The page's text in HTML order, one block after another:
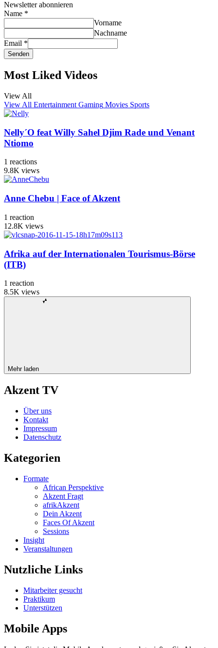
Newsletter abonnieren
Name *
Vorname
Nachname
Email *
Senden
Most Liked Videos
View All
View All Entertainment Gaming Movies Sports
Nelly´O feat Willy Sahel Djim Rade und Venant
Ntiomo
1 reactions
9.8K views
Anne Chebu | Face of Akzent
1 reaction
12.8K views
Afrika auf der Internationalen Tourismus-Börse
(ITB)
1 reaction
8.5K views
Mehr laden
Akzent TV
Über uns
Kontakt
Impressum
Datenschutz
Kategorien
Formate
African Perspektive
Akzent Fragt
afrikAkzent
Dein Akzent
Faces Of Akzent
Sessions
Insight
Veranstaltungen
Nutzliche Links
Mitarbeiter gesucht
Praktikum
Unterstützen
Mobile Apps